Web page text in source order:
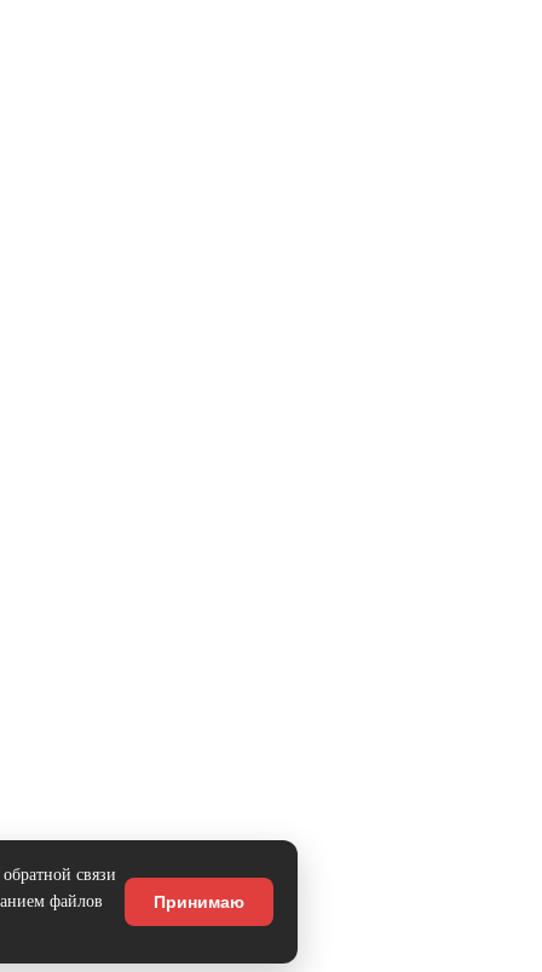
связи
файлов
Принимаю